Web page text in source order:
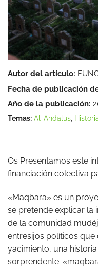
Autor del artículo:
Fecha de publicación
Año de la publicación:
Temas: Al-Andalus,
Os Presentamos este
financiación colectiva
«Maqbara» es un
se pretende explicar la
de la comunidad
entresijos políticos que
yacimiento, una
sorprendente.